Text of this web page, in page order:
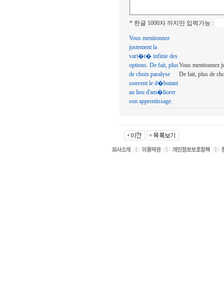
* 한글 1000자 까지만 입력가능 :
Vous mentionnez
justement la
vari�t� infinie des
options. De fait, plus
de choix paralyse
souvent le d�butant
au lieu d'am�liorer
son apprentissage.
Vous
De fait, plus de